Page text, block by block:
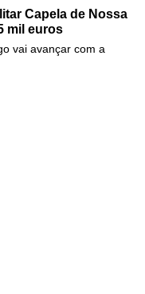
Capela de Nossa
mil euros
vai avançar com a